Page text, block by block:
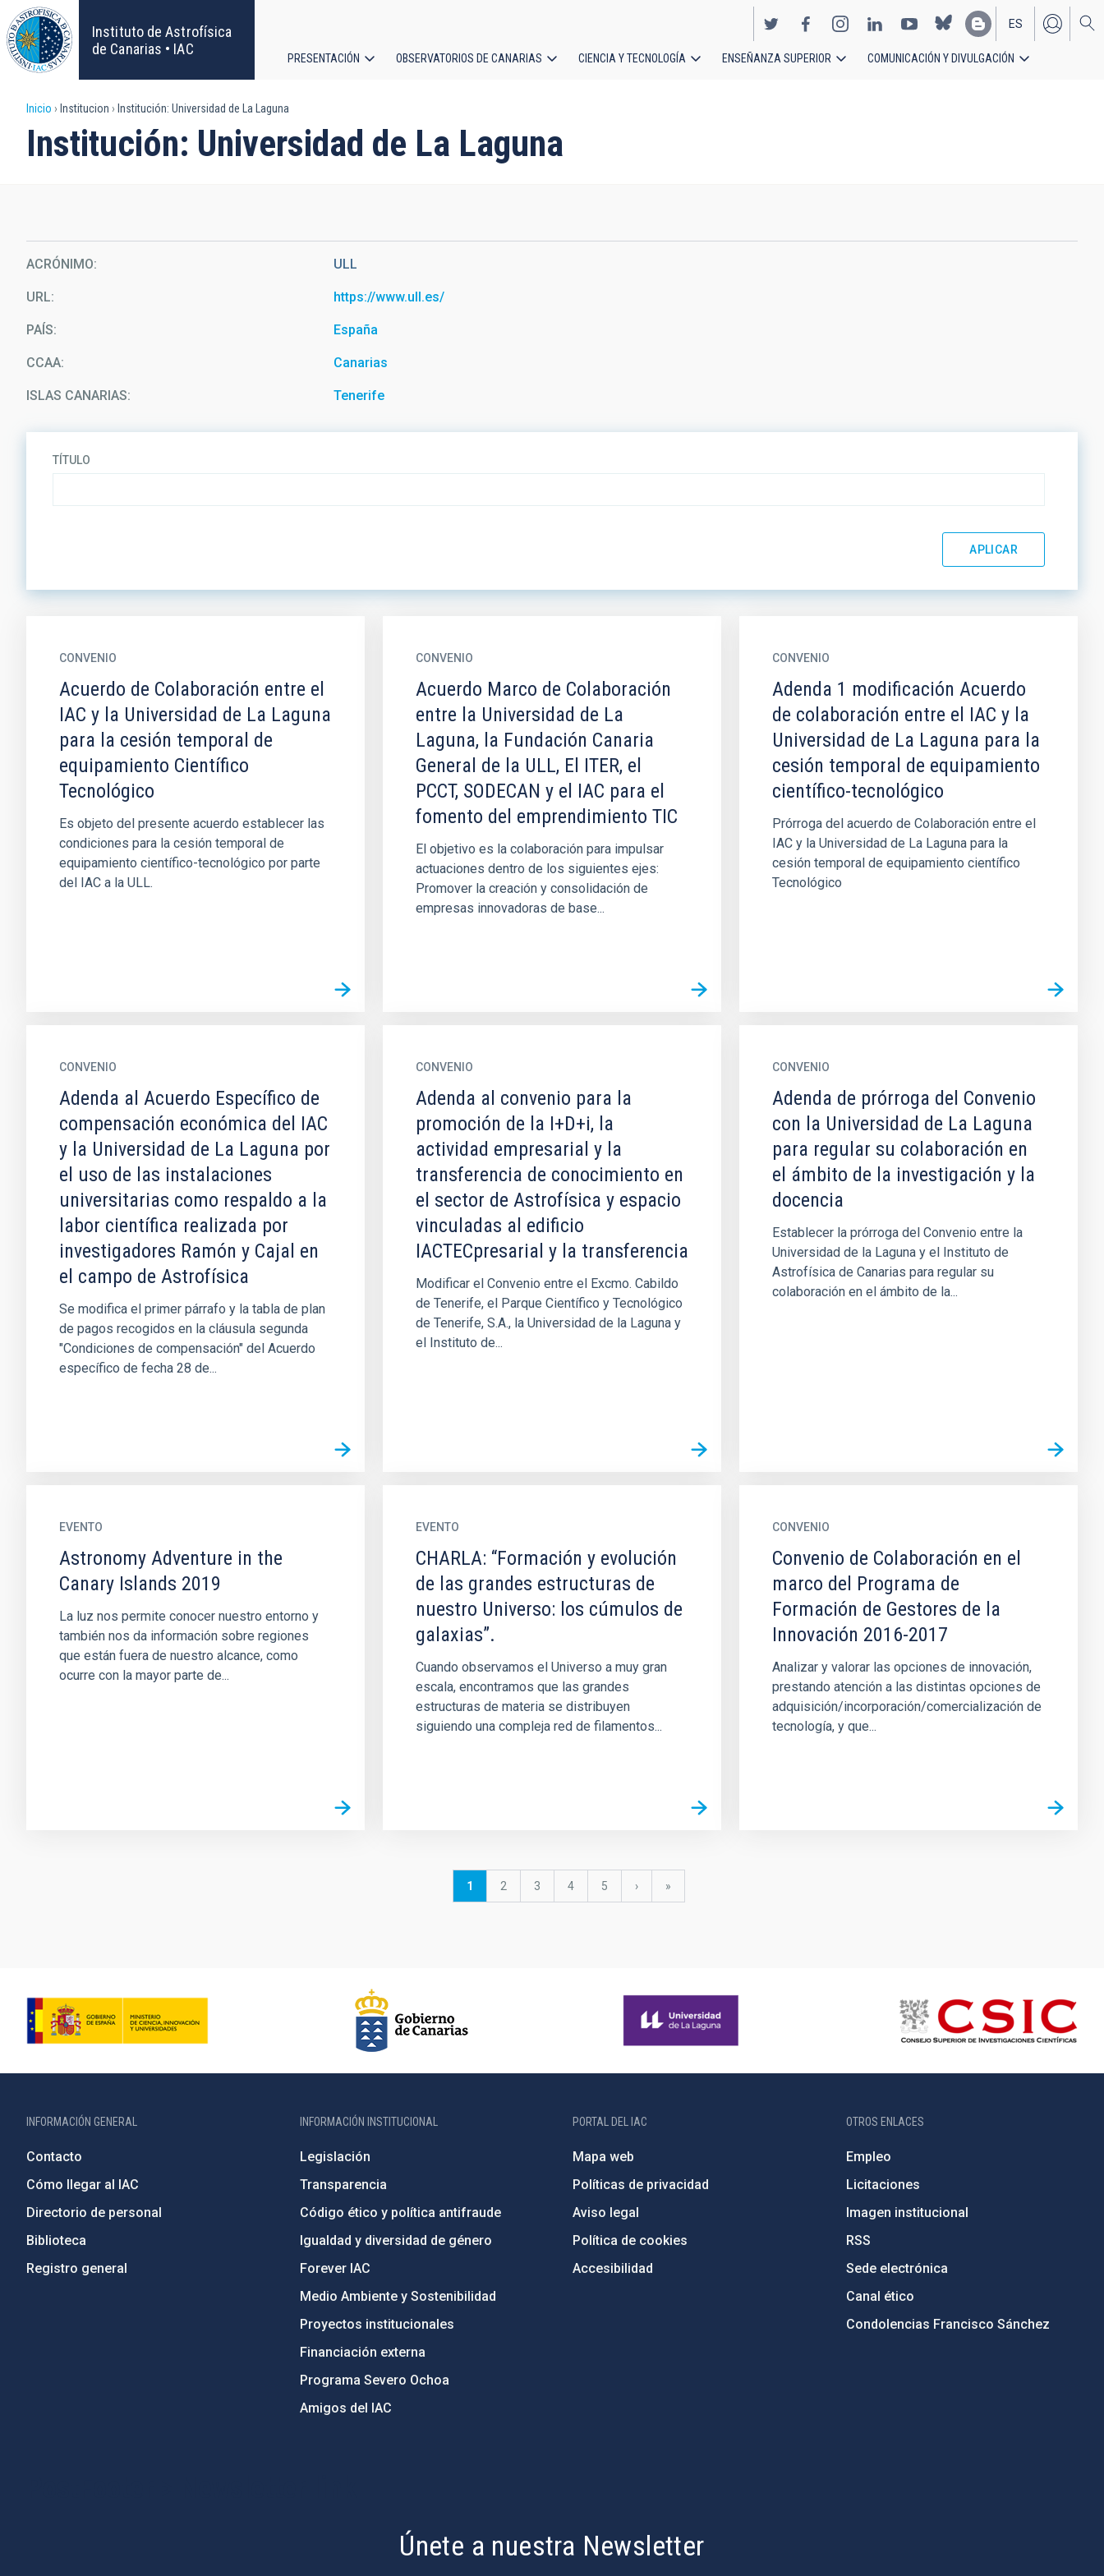
Pasar
al
contenido
principal
Instituto de Astrofísica
de Canarias • IAC
EN
ES
principal
PRESENTACIÓN OBSERVATORIOS DE CANARIAS CIENCIA Y TECNOLOGÍA ENSEÑANZA SUPERIOR COMUNICACIÓN Y DIVULGACIÓN
Sobrescribir
enlaces
a
la
navegación
Inicio Institucion Institución: Universidad de La Laguna
Institución: Universidad de La Laguna
ACRÓNIMO ULL
URL https://www.ull.es/
PAÍS España
CCAA Canarias
ISLAS CANARIAS Tenerife
TÍTULO
CONVENIO
Acuerdo de Colaboración entre el
IAC y la Universidad de La Laguna
para la cesión temporal de
equipamiento Científico
Tecnológico
Es objeto del presente acuerdo establecer las
condiciones para la cesión temporal de
equipamiento científico-tecnológico por parte
del IAC a la ULL.
CONVENIO
Acuerdo Marco de Colaboración
entre la Universidad de La
Laguna, la Fundación Canaria
General de la ULL, El ITER, el
PCCT, SODECAN y el IAC para el
fomento del emprendimiento TIC
El objetivo es la colaboración para impulsar
actuaciones dentro de los siguientes ejes:
Promover la creación y consolidación de
empresas innovadoras de base...
CONVENIO
Adenda 1 modificación Acuerdo
de colaboración entre el IAC y la
Universidad de La Laguna para la
cesión temporal de equipamiento
científico-tecnológico
Prórroga del acuerdo de Colaboración entre el
IAC y la Universidad de La Laguna para la
cesión temporal de equipamiento científico
Tecnológico
CONVENIO
Adenda al Acuerdo Específico de
compensación económica del IAC
y la Universidad de La Laguna por
el uso de las instalaciones
universitarias como respaldo a la
labor científica realizada por
investigadores Ramón y Cajal en
el campo de Astrofísica
Se modifica el primer párrafo y la tabla de plan
de pagos recogidos en la cláusula segunda
"Condiciones de compensación" del Acuerdo
específico de fecha 28 de...
CONVENIO
Adenda al convenio para la
promoción de la I+D+i, la
actividad empresarial y la
transferencia de conocimiento en
el sector de Astrofísica y espacio
vinculadas al edificio
IACTECpresarial y la transferencia
Modificar el Convenio entre el Excmo. Cabildo
de Tenerife, el Parque Científico y Tecnológico
de Tenerife, S.A., la Universidad de la Laguna y
el Instituto de...
CONVENIO
Adenda de prórroga del Convenio
con la Universidad de La Laguna
para regular su colaboración en
el ámbito de la investigación y la
docencia
Establecer la prórroga del Convenio entre la
Universidad de la Laguna y el Instituto de
Astrofísica de Canarias para regular su
colaboración en el ámbito de la...
EVENTO
Astronomy Adventure in the
Canary Islands 2019
La luz nos permite conocer nuestro entorno y
también nos da información sobre regiones
que están fuera de nuestro alcance, como
ocurre con la mayor parte de...
EVENTO
CHARLA: “Formación y evolución
de las grandes estructuras de
nuestro Universo: los cúmulos de
galaxias”.
Cuando observamos el Universo a muy gran
escala, encontramos que las grandes
estructuras de materia se distribuyen
siguiendo una compleja red de filamentos...
CONVENIO
Convenio de Colaboración en el
marco del Programa de
Formación de Gestores de la
Innovación 2016-2017
Analizar y valorar las opciones de innovación,
prestando atención a las distintas opciones de
adquisición/incorporación/comercialización de
tecnología, y que...
Página
1 Página
2 Página
3 Página
4 Página
5
Siguiente
›
última
»
INFORMACIÓN GENERAL
Contacto
Cómo llegar al IAC
Directorio de personal
Biblioteca
Registro general
INFORMACIÓN INSTITUCIONAL
Legislación
Transparencia
Código ético y política antifraude
Igualdad y diversidad de género
Forever IAC
Medio Ambiente y Sostenibilidad
Proyectos institucionales
Financiación externa
Programa Severo Ochoa
Amigos del IAC
PORTAL DEL IAC
Mapa web
Políticas de privacidad
Aviso legal
Política de cookies
Accesibilidad
OTROS ENLACES
Empleo
Licitaciones
Imagen institucional
RSS
Sede electrónica
Canal ético
Condolencias Francisco Sánchez
Únete a nuestra Newsletter